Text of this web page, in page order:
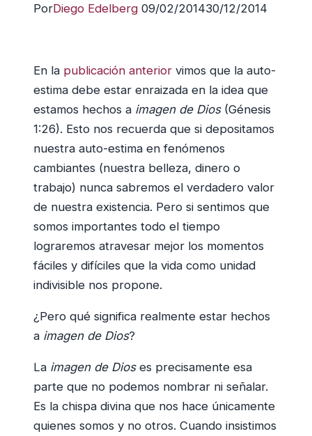
PorDiego Edelberg 09/02/201430/12/2014
En la publicación anterior vimos que la auto-
estima debe estar enraizada en la idea que
estamos hechos a imagen de Dios(Génesis
1:26). Esto nos recuerda que si depositamos
nuestra auto-estima en fenómenos
cambiantes (nuestra belleza, dinero o
trabajo) nunca sabremos el verdadero valor
de nuestra existencia. Pero si sentimos que
somos importantes todo el tiempo
lograremos atravesar mejor los momentos
fáciles y difíciles que la vida como unidad
indivisible nos propone.
¿Pero qué significa realmente estar hechos
a imagen de Dios?
La imagen de Dios es precisamente esa
parte que no podemos nombrar ni señalar.
Es la chispa divina que nos hace únicamente
quienes somos y no otros. Cuando insistimos